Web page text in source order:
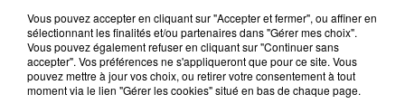
Gagnez vos entrées pour le parc
Vous pouvez accepter en cliquant sur "Accepter et fermer", ou affiner en
sélectionnant les finalités et/ou partenaires dans "Gérer mes choix".
Vous pouvez également refuser en cliquant sur "Continuer sans
accepter". Vos préférences ne s'appliqueront que pour ce site. Vous
pouvez mettre à jour vos choix, ou retirer votre consentement à tout
moment via le lien "Gérer les cookies" situé en bas de chaque page.